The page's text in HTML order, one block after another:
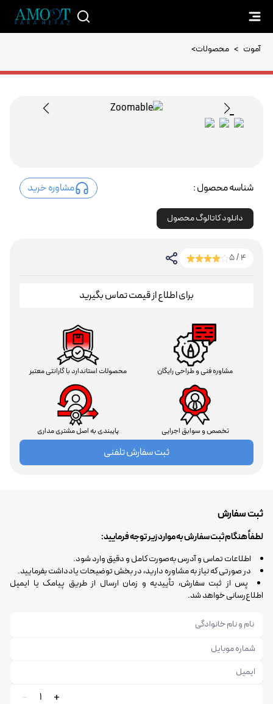
آموت > محصولات>
شناسه محصول : مشاوره خرید
دانلود کاتالوگ محصول
4 / 5
برای اطلاع از قیمت تماس بگیرید
مشاوره فنی و طراحی رایگان محصولات استاندارد با گارانتی معتبر
تخصص و سوابق اجرایی پایبندی به اصل مشتری مداری
ثبت سفارش تلفنی
ثبت سفارش
لطفاً هنگام ثبت سفارش به موارد زیر توجه فرمایید:
اطلاعات تماس و آدرس به‌صورت کامل و دقیق وارد شود.
در صورتی که نیاز به مشاوره دارید، در بخش توضیحات یادداشت بفرمایید.
پس از ثبت سفارش، تأییدیه و زمان ارسال از طریق پیامک یا ایمیل
اطلاع‌رسانی خواهد شد.
1